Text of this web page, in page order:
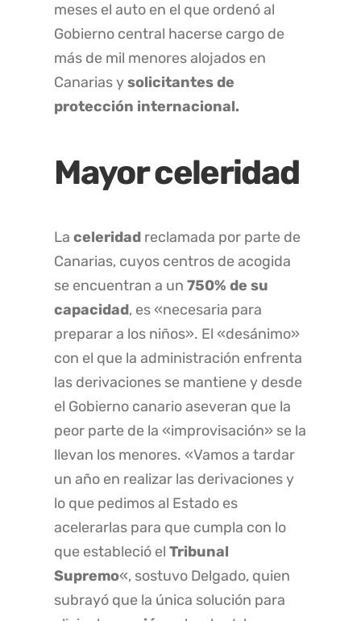
meses el auto en el que ordenó al
Gobierno central hacerse cargo de
más de mil menores alojados en
Canarias ysolicitantes de
protección internacional.
Mayor celeridad
Laceleridad reclamada por parte de
Canarias, cuyos centros de acogida
se encuentran a un750% de su
capacidad, es «necesaria para
preparar a los niños». El «desánimo»
con el que la administración enfrenta
las derivaciones se mantiene y desde
el Gobierno canario aseveran que la
peor parte de la «improvisación» se la
llevan los menores. «Vamos a tardar
un año en realizar las derivaciones y
lo que pedimos al Estado es
acelerarlas para que cumpla con lo
que estableció elTribunal
Supremo«, sostuvo Delgado, quien
subrayó que la única solución para